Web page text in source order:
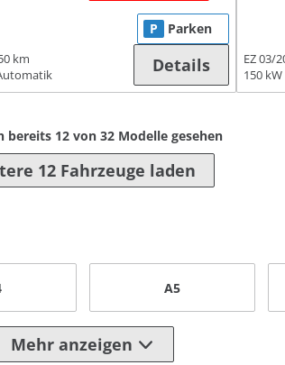
km
P Parken
Details
EZ 03/
150 kW
bereits 12von 32Modelle gesehen
12 Fahrzeuge laden
A5
Mehr anzeigen